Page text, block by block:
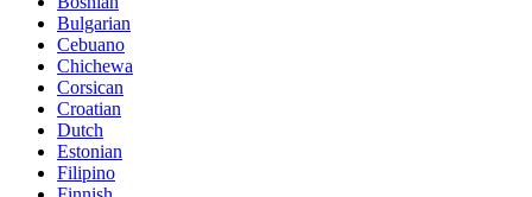
Bulgarian
Cebuano
Chichewa
Corsican
Croatian
Dutch
Estonian
Filipino